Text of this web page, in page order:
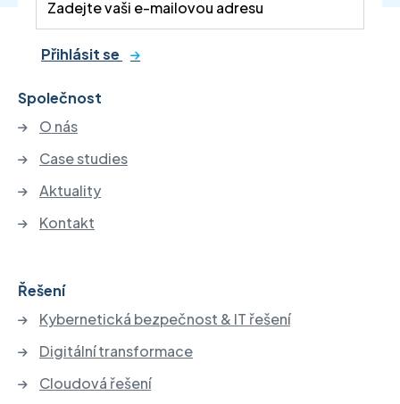
Přihlásit se
Společnost
O nás
Case studies
Aktuality
Kontakt
Řešení
Kybernetická bezpečnost & IT řešení
Digitální transformace
Cloudová řešení